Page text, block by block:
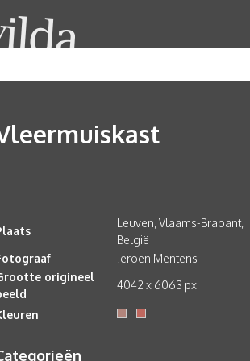
Leuven, Vlaams-Brabant,
België
Jeroen Mentens
origineel
4042 x 6063 px.